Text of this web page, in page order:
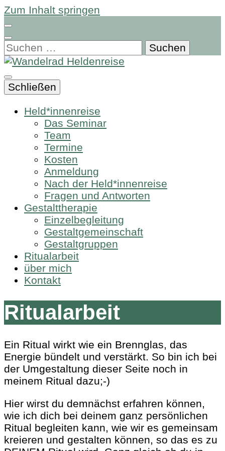
Zum Inhalt springen
Suchen
nach:
Schließen
Held*innenreise
Das Seminar
Team
Termine
Kosten
Anmeldung
Nach der Held*innenreise
Fragen und Antworten
Gestalttherapie
Einzelbegleitung
Gestaltgemeinschaft
Gestaltgruppen
Ritualarbeit
über mich
Kontakt
Ritualarbeit
Ein Ritual wirkt wie ein Brennglas, das
Energie bündelt und verstärkt. So bin ich bei
der Umgestaltung dieser Seite noch in
meinem Ritual dazu;-)
Hier wirst du demnächst erfahren können,
wie ich dich bei deinem ganz persönlichen
Ritual begleiten kann, wie wir es gemeinsam
kreieren und gestalten können, so das es zu